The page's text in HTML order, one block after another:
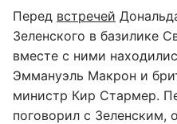
Перед встречей
Зеленского в базилике
вместе с ними
Эммануэль Макрон и
министр Кир Стармер.
поговорил с Зеленским,